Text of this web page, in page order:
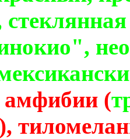
амфибии (
),